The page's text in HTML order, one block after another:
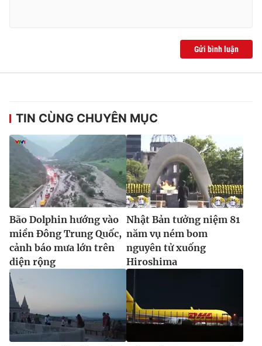
Gửi bình luận
TIN CÙNG CHUYÊN MỤC
Bão Dolphin hướng vào
miền Đông Trung Quốc,
cảnh báo mưa lớn trên
diện rộng
Nhật Bản tưởng niệm 81
năm vụ ném bom
nguyên tử xuống
Hiroshima